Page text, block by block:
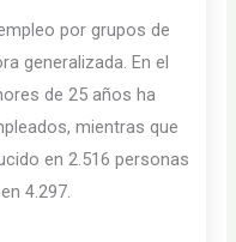
por grupos de
generalizada. En el
de 25 años ha
mientras que
en 2.516 personas
4.297.